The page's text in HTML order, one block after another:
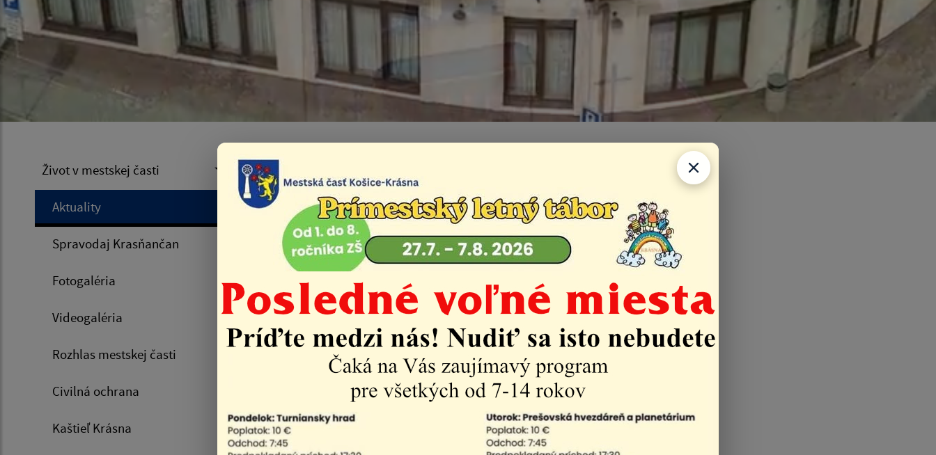
Život v mestskej časti
Aktuality
Spravodaj Krasňančan
Fotogaléria
Videogaléria
Rozhlas mestskej časti
Civilná ochrana
Kaštieľ Krásna
Pozvánka na Vianočné trhy
Úvod Život v mestskej časti Aktuality Pozvánka na Vianočné trhy
24.11.2025
Vianočné trhy sa uskutočnia na Námestí sv. Cyrila a Metoda, pred kaštielom.